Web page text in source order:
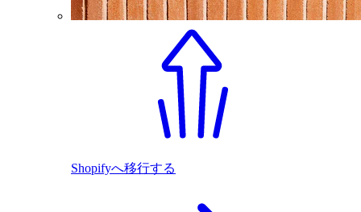
Shopifyへ移行する